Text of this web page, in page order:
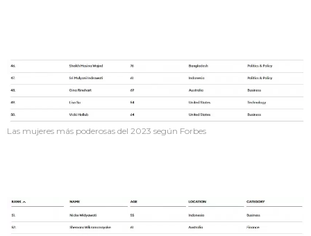
Las mujeres más poderosas del 2023 según Forbes